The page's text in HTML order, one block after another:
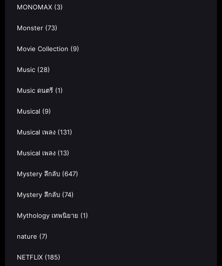
MONOMAX (3)
Monster (73)
Movie Collection (9)
Music (28)
Music ดนตรี (1)
Musical (9)
Musical เพลง (131)
Musical เพลง (13)
Mystery ลึกลับ (647)
Mystery ลึกลับ (74)
Mythology เทพนิยาย (1)
nature (7)
NETFLIX (185)